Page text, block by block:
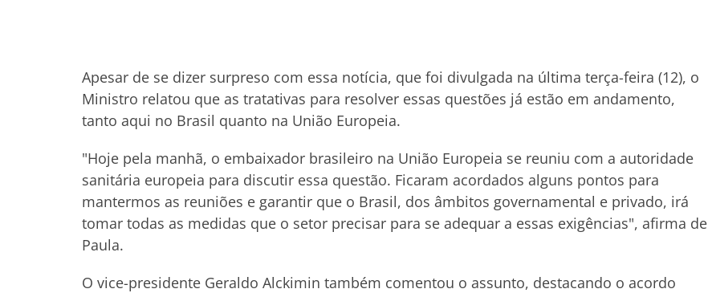
Apesar de se dizer surpreso com essa notícia, que foi divulgada na última terça-feira (12), o
Ministro relatou que as tratativas para resolver essas questões já estão em andamento,
tanto aqui no Brasil quanto na União Europeia.
"Hoje pela manhã, o embaixador brasileiro na União Europeia se reuniu com a autoridade
sanitária europeia para discutir essa questão. Ficaram acordados alguns pontos para
mantermos as reuniões e garantir que o Brasil, dos âmbitos governamental e privado, irá
tomar todas as medidas que o setor precisar para se adequar a essas exigências", afirma de
Paula.
O vice-presidente Geraldo Alckimin também comentou o assunto, destacando o acordo